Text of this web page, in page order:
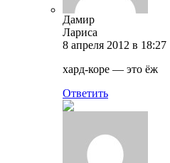
Дамир
Лариса
8 апреля 2012 в 18:27
хард-коре — это ёж
Ответить